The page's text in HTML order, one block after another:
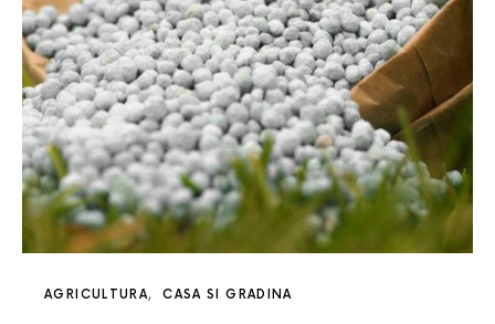
AGRICULTURA CASA SI GRADINA